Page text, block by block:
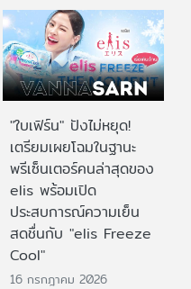
"ใบเฟิร์น" ปังไม่หยุด!
เตรียมเผยโฉมในฐานะ
พรีเซ็นเตอร์คนล่าสุดของ
elis พร้อมเปิด
ประสบการณ์ความเย็น
สดชื่นกับ "elis Freeze
Cool"
16 กรกฎาคม 2026